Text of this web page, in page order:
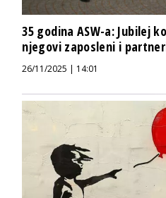
35 godina ASW-a: Jubilej
njegovi zaposleni i
26/11/2025 | 14:01